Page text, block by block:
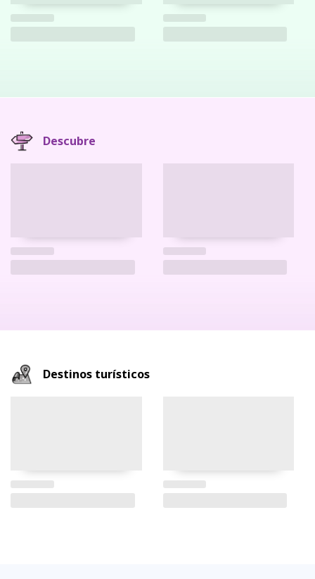
Descubre
Destinos turísticos